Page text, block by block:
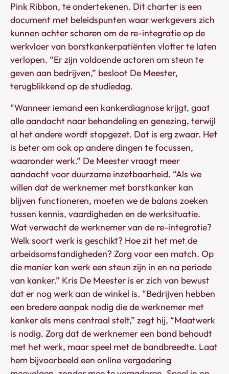
Pink Ribbon, te ondertekenen. Dit charter is een
document met beleidspunten waar werkgevers zich
kunnen achter scharen om de re-integratie op de
werkvloer van borstkankerpatiënten vlotter te laten
verlopen. “Er zijn voldoende actoren om steun te
geven aan bedrijven,” besloot De Meester,
terugblikkend op de studiedag.
“Wanneer iemand een kankerdiagnose krijgt, gaat
alle aandacht naar behandeling en genezing, terwijl
al het andere wordt stopgezet. Dat is erg zwaar. Het
is beter om ook op andere dingen te focussen,
waaronder werk.” De Meester vraagt meer
aandacht voor duurzame inzetbaarheid. “Als we
willen dat de werknemer met borstkanker kan
blijven functioneren, moeten we de balans zoeken
tussen kennis, vaardigheden en de werksituatie.
Wat verwacht de werknemer van de re-integratie?
Welk soort werk is geschikt? Hoe zit het met de
arbeidsomstandigheden? Zorg voor een match. Op
die manier kan werk een steun zijn in en na periode
van kanker.” Kris De Meester is er zich van bewust
dat er nog werk aan de winkel is. “Bedrijven hebben
een bredere aanpak nodig die de werknemer met
kanker als mens centraal stelt,” zegt hij, “Maatwerk
is nodig. Zorg dat de werknemer een band behoudt
met het werk, maar speel met de bandbreedte. Laat
hem bijvoorbeeld een online vergadering